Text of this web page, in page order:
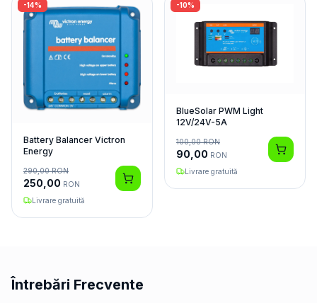
-14%
Battery Balancer Victron
Energy
290,00RON
250,00 RON
Livrare gratuită
-10%
BlueSolar PWM Light
12V/24V-5A
100,00RON
90,00 RON
Livrare gratuită
Întrebări Frecvente